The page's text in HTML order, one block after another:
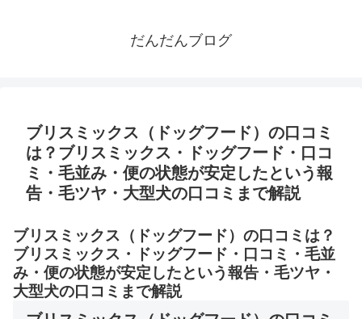
だんだんブログ
ブリスミックス（ドッグフード）の口コミ
は？ブリスミックス・ドッグフード・口コ
ミ・毛並み・便の状態が安定したという報
告・毛ツヤ・大型犬の口コミまで解説
ブリスミックス（ドッグフード）の口コミは？
ブリスミックス・ドッグフード・口コミ・毛並
み・便の状態が安定したという報告・毛ツヤ・
大型犬の口コミまで解説